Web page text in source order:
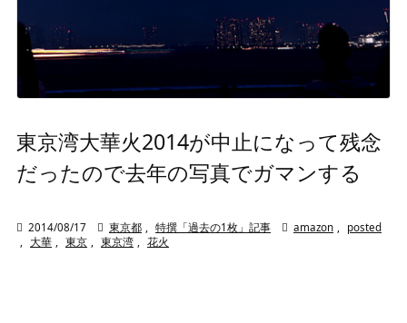
東京湾大華火2014が中止になって残念
だったので去年の写真でガマンする
 2014/08/17  東京都 , 特撰「過去の1枚」記事  amazon , posted
, 大華 , 東京 , 東京湾 , 花火